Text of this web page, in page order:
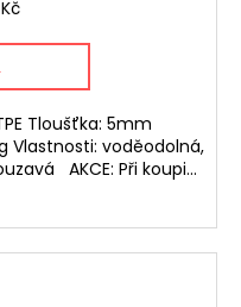
Tloušťka: 5mm
Vlastnosti: voděodolná,
AKCE: Při koupi...